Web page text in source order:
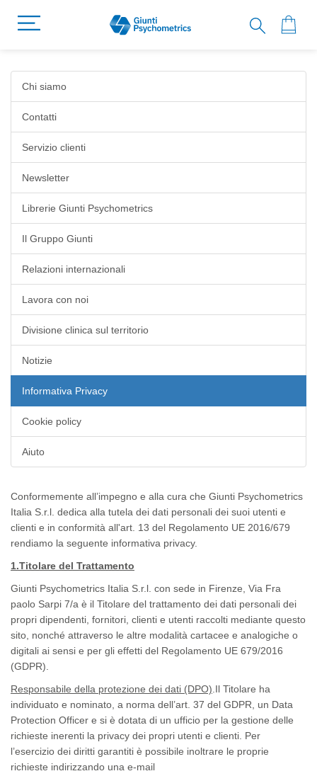
Chi siamo
Contatti
Servizio clienti
Newsletter
Librerie Giunti Psychometrics
Il Gruppo Giunti
Relazioni internazionali
Lavora con noi
Divisione clinica sul territorio
Notizie
Informativa Privacy
Cookie policy
Aiuto
Conformemente all’impegno e alla cura che Giunti Psychometrics
Italia S.r.l. dedica alla tutela dei dati personali dei suoi utenti e
clienti e in conformità all'art. 13 del Regolamento UE 2016/679
rendiamo la seguente informativa privacy.
1.Titolare del Trattamento
Giunti Psychometrics Italia S.r.l. con sede in Firenze, Via Fra
paolo Sarpi 7/a è il Titolare del trattamento dei dati personali dei
propri dipendenti, fornitori, clienti e utenti raccolti mediante questo
sito, nonché attraverso le altre modalità cartacee e analogiche o
digitali ai sensi e per gli effetti del Regolamento UE 679/2016
(GDPR).
Responsabile della protezione dei dati (DPO) .Il Titolare ha
individuato e nominato, a norma dell’art. 37 del GDPR, un Data
Protection Officer e si è dotata di un ufficio per la gestione delle
richieste inerenti la privacy dei propri utenti e clienti. Per
l’esercizio dei diritti garantiti è possibile inoltrare le proprie
richieste indirizzando una e-mail